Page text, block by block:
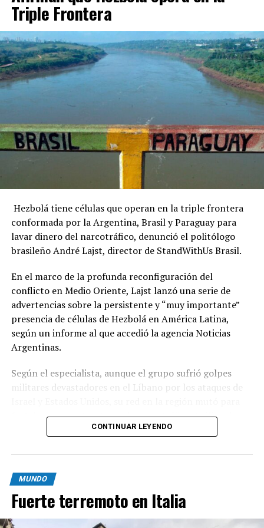
Triple Frontera
Hezbolá tiene células que operan en la triple frontera
conformada por la Argentina, Brasil y Paraguay para
lavar dinero del narcotráfico, denunció el politólogo
brasileño André Lajst, director de StandWithUs Brasil.
En el marco de la profunda reconfiguración del
conflicto en Medio Oriente, Lajst lanzó una serie de
advertencias sobre la persistente y “muy importante”
presencia de células de Hezbolá en América Latina,
según un informe al que accedió la agencia Noticias
Argentinas.
Según el especialista, aunque el grupo sufrió golpes
militares devastadores en el Líbano por los ataques de
fortalecer sus estructuras de narcotráfico, tráfico de
armas y lavado de dinero, informó DNEWS en las últimas
El partido-milicia chií libanés Hezbolá fue declarado
organización terrorista por la Argentina en julio de
2019, cuando el entonces presidente Mauricio Macri lo
decidió por decreto en la víspera del 25° aniversario del
CONTINUAR LEYENDO
MUNDO
Fuerte terremoto en Italia